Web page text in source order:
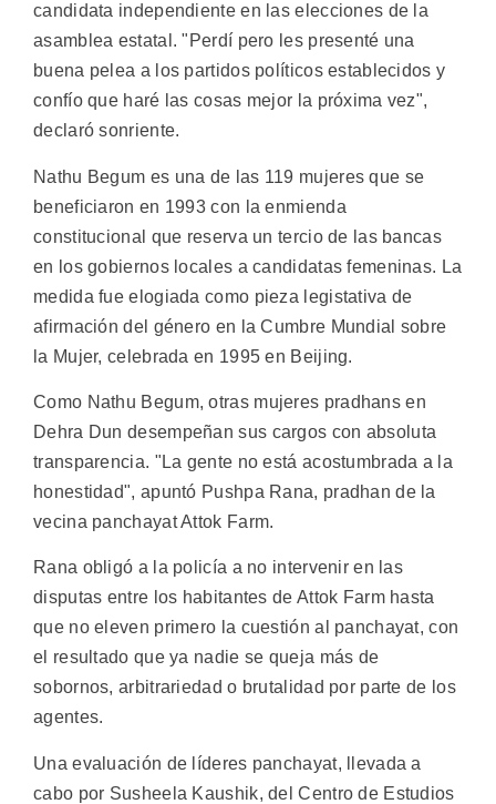
candidata independiente en las elecciones de la
asamblea estatal. "Perdí pero les presenté una
buena pelea a los partidos políticos establecidos y
confío que haré las cosas mejor la próxima vez",
declaró sonriente.
Nathu Begum es una de las 119 mujeres que se
beneficiaron en 1993 con la enmienda
constitucional que reserva un tercio de las bancas
en los gobiernos locales a candidatas femeninas. La
medida fue elogiada como pieza legistativa de
afirmación del género en la Cumbre Mundial sobre
la Mujer, celebrada en 1995 en Beijing.
Como Nathu Begum, otras mujeres pradhans en
Dehra Dun desempeñan sus cargos con absoluta
transparencia. "La gente no está acostumbrada a la
honestidad", apuntó Pushpa Rana, pradhan de la
vecina panchayat Attok Farm.
Rana obligó a la policía a no intervenir en las
disputas entre los habitantes de Attok Farm hasta
que no eleven primero la cuestión al panchayat, con
el resultado que ya nadie se queja más de
sobornos, arbitrariedad o brutalidad por parte de los
agentes.
Una evaluación de líderes panchayat, llevada a
cabo por Susheela Kaushik, del Centro de Estudios